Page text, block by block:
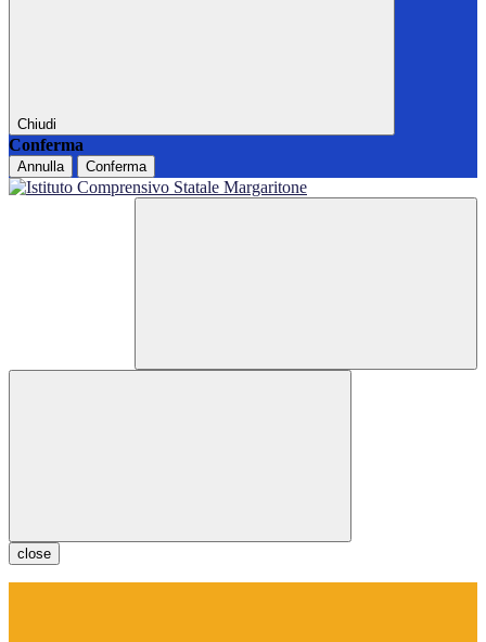
Chiudi
Conferma
Annulla Conferma
close